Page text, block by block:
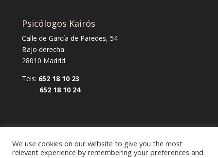
Psicólogos Kairós
Calle de García de Paredes, 54
Bajo derecha
28010 Madrid
Tels: 652 18 10 23
652 18 10 24
We use cookies on our website to give you the most
relevant experience by remembering your preferences and